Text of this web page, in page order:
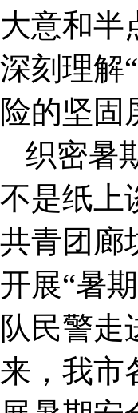
大意和半
深刻理解
险的坚固
织密暑
不是纸上
共青团廊
开展“暑
队民警
来，我市